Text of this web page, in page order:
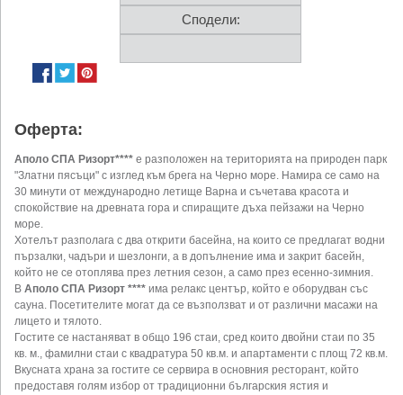
Сподели:
Оферта:
Аполо СПА Ризорт**** e разположен на територията на природен парк
"Златни пясъци" с изглед към брега на Черно море. Намира се само на
30 минути от международно летище Варна и съчетава красота и
спокойствие на древната гора и спиращите дъха пейзажи на Черно
море.
Хотелът разполага с два открити басейна, на които се предлагат водни
пързалки, чадъри и шезлонги, а в допълнение има и закрит басейн,
който не се отоплява през летния сезон, а само през есенно-зимния.
В Аполо СПА Ризорт **** има релакс център, който е оборудван със
сауна. Посетителите могат да се възползват и от различни масажи на
лицето и тялото.
Гостите се настаняват в общо 196 стаи, сред които двойни стаи по 35
кв. м., фамилни стаи с квадратура 50 кв.м. и апартаменти с площ 72 кв.м.
Вкусната храна за гостите се сервира в основния ресторант, който
предоставя голям избор от традиционни българския ястия и